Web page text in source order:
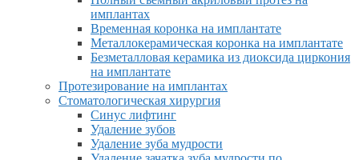
имплантах
Временная коронка на имплантате
Металлокерамическая коронка на имплантате
Безметалловая керамика из диоксида циркония
на имплантате
Протезирование на имплантах
Стоматологическая хирургия
Синус лифтинг
Удаление зубов
Удаление зуба мудрости